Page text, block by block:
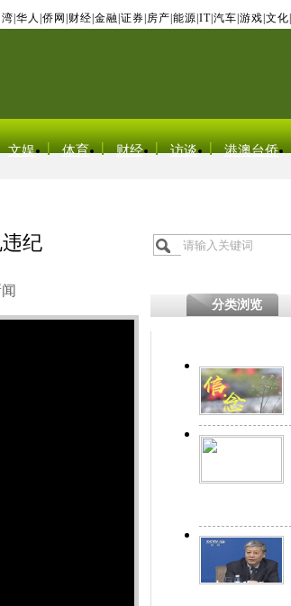
华人 侨网 财经 金融 证券 房产 能源 IT| 汽车 游戏 文化
文娱 体育 财经 访谈 港澳台侨
纪
分类浏览